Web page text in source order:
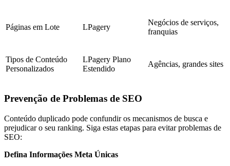
Páginas em Lote LPagery
Negócios de serviços,
franquias
Tipos de Conteúdo
Personalizados
LPagery Plano
Estendido
Agências, grandes sites
Prevenção de Problemas de SEO
Conteúdo duplicado pode confundir os mecanismos de busca e
prejudicar o seu ranking. Siga estas etapas para evitar problemas de
SEO:
Defina Informações Meta Únicas